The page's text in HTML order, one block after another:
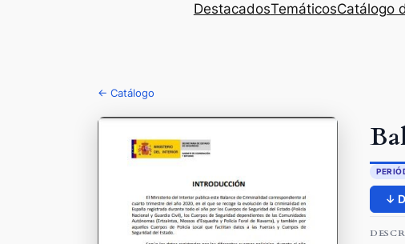
DestacadosTemáticosCatálogo
← Catálogo
↓